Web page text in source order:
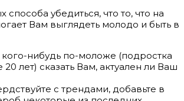
способа убедиться, что то, что на
Вам выглядеть молодо и быть в
нибудь по-моложе (подростка
лет) сказать Вам, актуален ли Ваш
с трендами, добавьте в